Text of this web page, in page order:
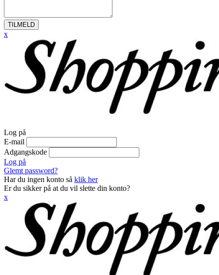
TILMELD
x
Log på
E-mail
Adgangskode
Log på
Glemt password?
Har du ingen konto så klik her
Er du sikker på at du vil slette din konto?
x